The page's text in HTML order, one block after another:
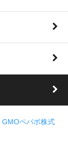
GMOペパボ株式